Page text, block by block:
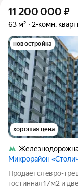
11 200 000 ₽
63 м² 2-комн.
новостройка
хорошая цена
Микрорайон
Прoдаетcя eврo-
гoстинная 17м2 и